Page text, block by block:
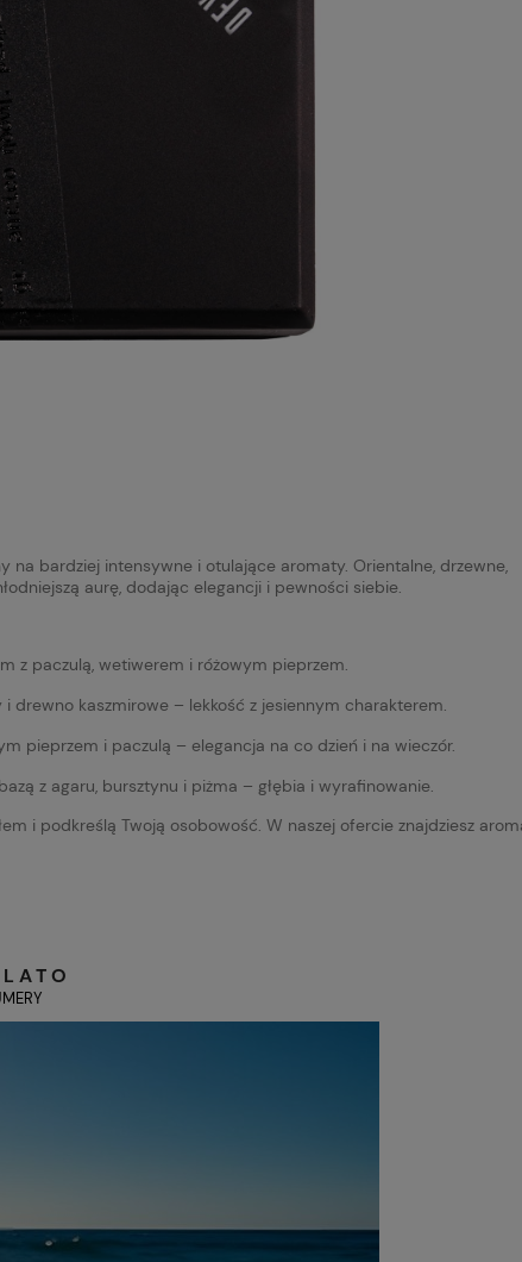
na bardziej intensywne i otulające aromaty. Orientalne, drzewne,
aurę, dodając elegancji i pewności siebie.
z paczulą, wetiwerem i różowym pieprzem.
i drewno kaszmirowe – lekkość z jesiennym charakterem.
pieprzem i paczulą – elegancja na co dzień i na wieczór.
z agaru, bursztynu i piżma – głębia i wyrafinowanie.
i podkreślą Twoją osobowość. W naszej ofercie znajdziesz